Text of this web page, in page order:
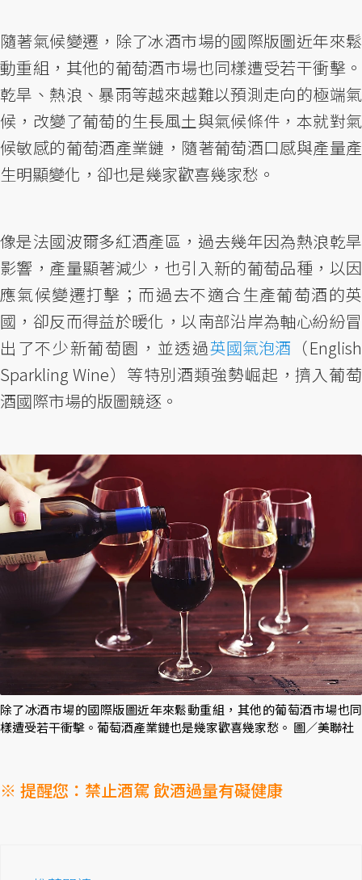
隨著氣候變遷，除了冰酒市場的國際版圖近年來鬆
動重組，其他的葡萄酒市場也同樣遭受若干衝擊。
乾旱、熱浪、暴雨等越來越難以預測走向的極端氣
候，改變了葡萄的生長風土與氣候條件，本就對氣
候敏感的葡萄酒產業鏈，隨著葡萄酒口感與產量產
生明顯變化，卻也是幾家歡喜幾家愁。
像是法國波爾多紅酒產區，過去幾年因為熱浪乾旱
影響，產量顯著減少，也引入新的葡萄品種，以因
應氣候變遷打擊；而過去不適合生產葡萄酒的英
國，卻反而得益於暖化，以南部沿岸為軸心紛紛冒
出了不少新葡萄園，並透過英國氣泡酒 （English
Sparkling Wine）等特別酒類強勢崛起，擠入葡萄
酒國際市場的版圖競逐。
除了冰酒市場的國際版圖近年來鬆動重組，其他的葡萄酒市場也同
樣遭受若干衝擊。葡萄酒產業鏈也是幾家歡喜幾家愁。 圖／美聯社
※ 提醒您：禁止酒駕 飲酒過量有礙健康